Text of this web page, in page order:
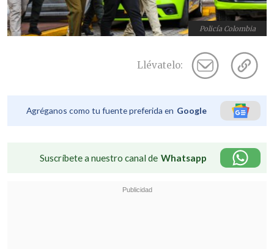
Policía Colombia
Llévatelo:
Agréganos como tu fuente preferida en Google
Suscríbete a nuestro canal de Whatsapp